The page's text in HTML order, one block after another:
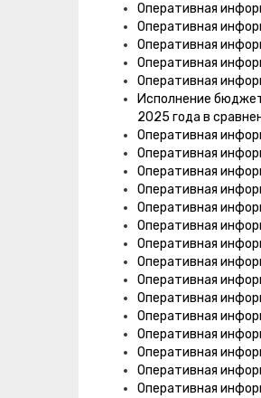
Оперативная
Оперативная
Оперативная
Оперативная
Оперативная
Исполнение
2025 года в
Оперативная
Оперативная
Оперативная
Оперативная
Оперативная
Оперативная
Оперативная
Оперативная
Оперативная
Оперативная
Оперативная
Оперативная
Оперативная
Оперативная
Оперативная